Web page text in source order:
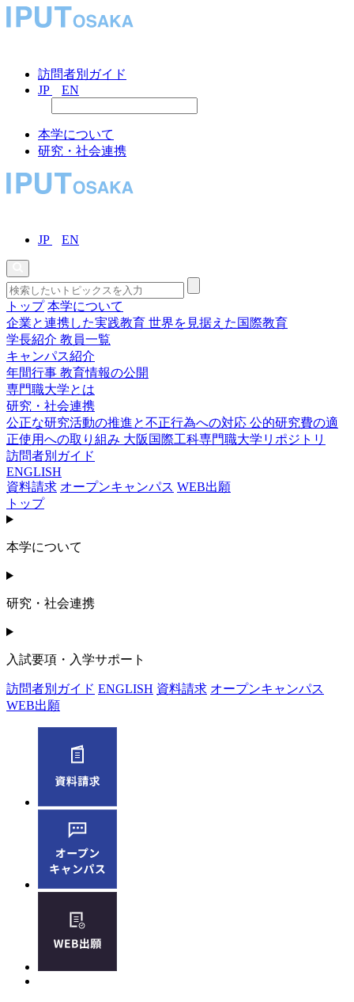
訪問者別ガイド
JP
EN
本学について
研究・社会連携
JP EN
トップ 本学について
企業と連携した実践教育 世界を見据えた国際教育
学長紹介 教員一覧
キャンパス紹介
年間行事 教育情報の公開
専門職大学とは
研究・社会連携
公正な研究活動の推進と不正行為への対応 公的研究費の適
正使用への取り組み 大阪国際工科専門職大学リポジトリ
訪問者別ガイド
ENGLISH
資料請求 オープンキャンパス WEB出願
トップ
本学について
研究・社会連携
入試要項・入学サポート
訪問者別ガイド ENGLISH 資料請求 オープンキャンパス
WEB出願